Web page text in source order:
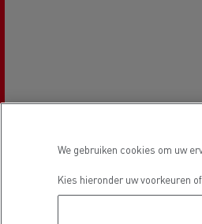
We gebruiken cookies om uw
Kies hieronder uw voorkeuren of